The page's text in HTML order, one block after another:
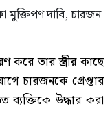
তার স্ত্রীর কাছে
চারজনকে গ্রেপ্তার
উদ্ধার করা